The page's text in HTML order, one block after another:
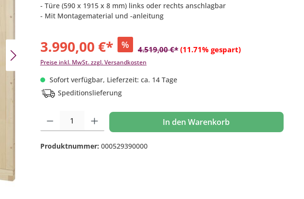
- Türe (590 x 1915 x 8 mm) links oder rechts anschlagbar
- Mit Montagematerial und -anleitung
3.990,00 €* % 4.519,00 €* (11.71% gespart)
Preise inkl. MwSt. zzgl. Versandkosten
Sofort verfügbar, Lieferzeit: ca. 14 Tage
Speditionslieferung
Produkt Anzahl: Gib den gewünschten Wert ein oder benutze die Schaltflächen um die
In den Warenkorb
Produktnummer: 000529390000